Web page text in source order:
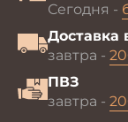
Сегодня -
Доставка
завтра -
ПВЗ
завтра -